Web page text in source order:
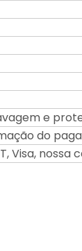
e
do
Visa,